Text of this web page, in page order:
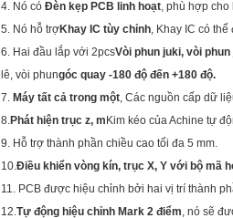
4. Nó có Đèn kẹp PCB linh hoạt, phù hợp cho
5. Nó hỗ trợKhay IC tùy chỉnh, Khay IC có
6. Hai đầu lắp với 2pcsVòi phun juki, vòi phun
lê, vòi phungóc quay -180 độ đến +180 độ.
7. Máy tất cả trong một, Các nguồn cấp dữ
8.Phát hiện trục z, m Kim kéo của Achine tự
9. Hỗ trợ thành phần chiều cao tối đa 5 mm.
10.Điều khiển vòng kín, trục X, Y với bộ mã
11. PCB được hiệu chỉnh bởi hai vị trí thành
12.Tự động hiệu chỉnh Mark 2 điểm, nó sẽ